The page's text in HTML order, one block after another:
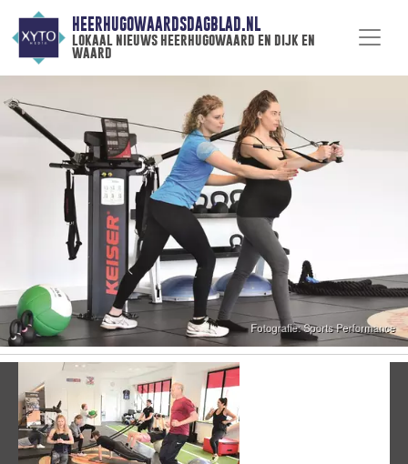
HEERHUGOWAARDSDAGBLAD.NL
lokaal nieuws heerhugowaard en dijk en
waard
Vorige